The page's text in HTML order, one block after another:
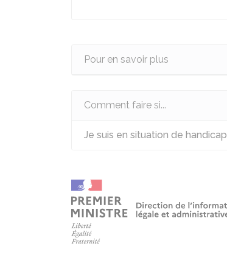
Pour en savoir plus
Comment faire si...
Je suis en situation de handicap